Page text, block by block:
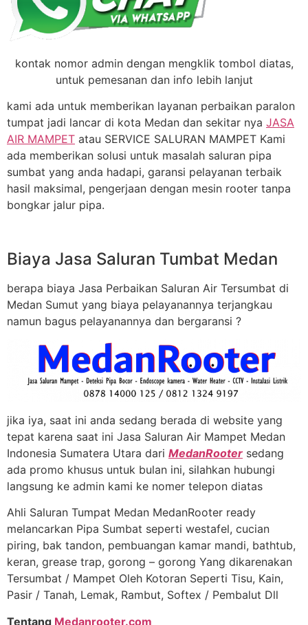
kontak nomor admin dengan mengklik tombol diatas,
untuk pemesanan dan info lebih lanjut
kami ada untuk memberikan layanan perbaikan paralon
tumpat jadi lancar di kota Medan dan sekitar nya JASA
AIR MAMPET atau SERVICE SALURAN MAMPET Kami
ada memberikan solusi untuk masalah saluran pipa
sumbat yang anda hadapi, garansi pelayanan terbaik
hasil maksimal, pengerjaan dengan mesin rooter tanpa
bongkar jalur pipa.
Biaya Jasa Saluran Tumbat Medan
berapa biaya Jasa Perbaikan Saluran Air Tersumbat di
Medan Sumut yang biaya pelayanannya terjangkau
namun bagus pelayanannya dan bergaransi ?
jika iya, saat ini anda sedang berada di website yang
tepat karena saat ini Jasa Saluran Air Mampet Medan
Indonesia Sumatera Utara dari MedanRooter sedang
ada promo khusus untuk bulan ini, silahkan hubungi
langsung ke admin kami ke nomer telepon diatas
Ahli Saluran Tumpat Medan MedanRooter ready
melancarkan Pipa Sumbat seperti westafel, cucian
piring, bak tandon, pembuangan kamar mandi, bathtub,
keran, grease trap, gorong – gorong Yang dikarenakan
Tersumbat / Mampet Oleh Kotoran Seperti Tisu, Kain,
Pasir / Tanah, Lemak, Rambut, Softex / Pembalut Dll
Tentang Medanrooter.com